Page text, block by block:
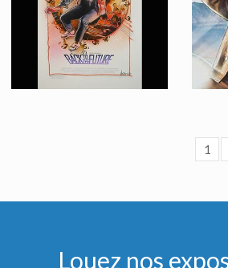
Fait pour la promotion
1
Louez nos